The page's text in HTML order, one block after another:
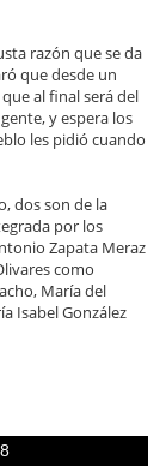
razón que se da
que desde un
al final será del
y espera los
les pidió cuando
dos son de la
por los
Zapata Meraz
como
María del
Isabel González